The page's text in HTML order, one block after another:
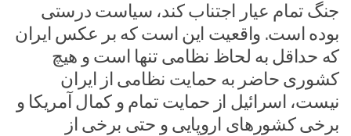
جنگ تمام عیار اجتناب کند، سیاست درستی
بوده است. واقعیت این است که بر عکس ایران
که حداقل به لحاظ نظامی تنها است و هیچ
کشوری حاضر به حمایت نظامی از ایران
نیست، اسرائیل از حمایت تمام و کمال آمریکا و
برخی کشور‌های اروپایی و حتی برخی از